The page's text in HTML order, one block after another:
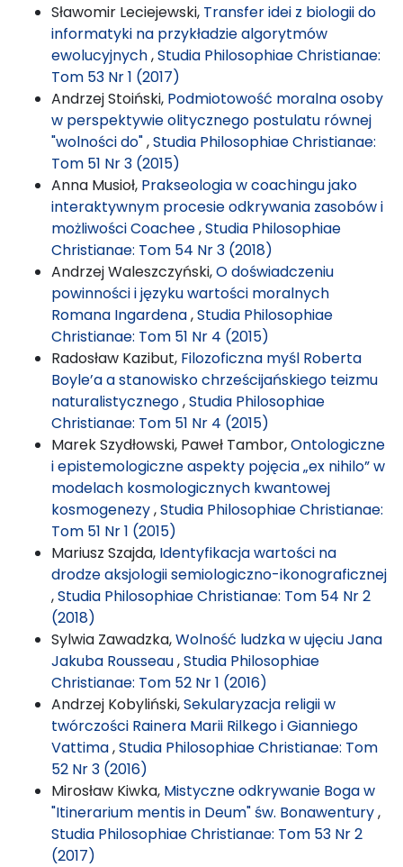
Sławomir Leciejewski, Transfer idei z biologii do
informatyki na przykładzie algorytmów
ewolucyjnych,Studia Philosophiae Christianae:
Tom 53 Nr 1 (2017)
Andrzej Stoiński, Podmiotowość moralna osoby
w perspektywie olitycznego postulatu równej
"wolności do",Studia Philosophiae Christianae:
Tom 51 Nr 3 (2015)
Anna Musioł, Prakseologia w coachingu jako
interaktywnym procesie odkrywania zasobów i
możliwości Coachee,Studia Philosophiae
Christianae: Tom 54 Nr 3 (2018)
Andrzej Waleszczyński,O doświadczeniu
powinności i języku wartości moralnych
Romana Ingardena,Studia Philosophiae
Christianae: Tom 51 Nr 4 (2015)
Radosław Kazibut, Filozoficzna myśl Roberta
Boyle’a a stanowisko chrześcijańskiego teizmu
naturalistycznego,Studia Philosophiae
Christianae: Tom 51 Nr 4 (2015)
Marek Szydłowski, Paweł Tambor,Ontologiczne
i epistemologiczne aspekty pojęcia „ex nihilo” w
modelach kosmologicznych kwantowej
kosmogenezy,Studia Philosophiae Christianae:
Tom 51 Nr 1 (2015)
Mariusz Szajda, Identyfikacja wartości na
drodze aksjologii semiologiczno-ikonograficznej
,Studia Philosophiae Christianae: Tom 54 Nr 2
(2018)
Sylwia Zawadzka,Wolność ludzka w ujęciu Jana
Jakuba Rousseau,Studia Philosophiae
Christianae: Tom 52 Nr 1 (2016)
Andrzej Kobyliński,Sekularyzacja religii w
twórczości Rainera Marii Rilkego i Gianniego
Vattima,Studia Philosophiae Christianae: Tom
52 Nr 3 (2016)
Mirosław Kiwka, Mistyczne odkrywanie Boga w
"Itinerarium mentis in Deum" św. Bonawentury,
Studia Philosophiae Christianae: Tom 53 Nr 2
(2017)